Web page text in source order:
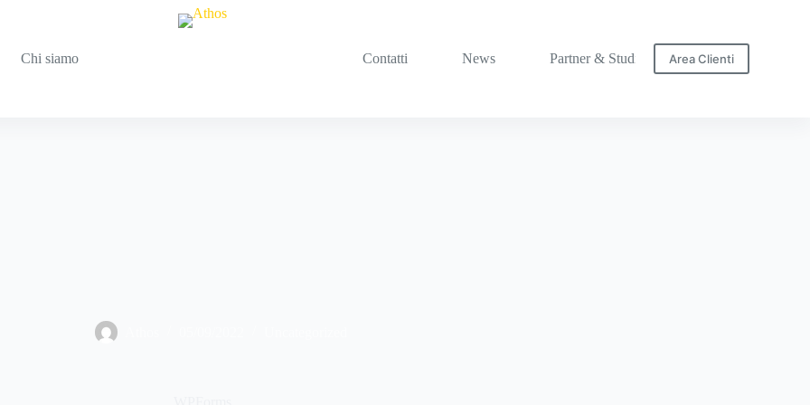
Chi siamo Contatti News Partner & Studi Area Clienti